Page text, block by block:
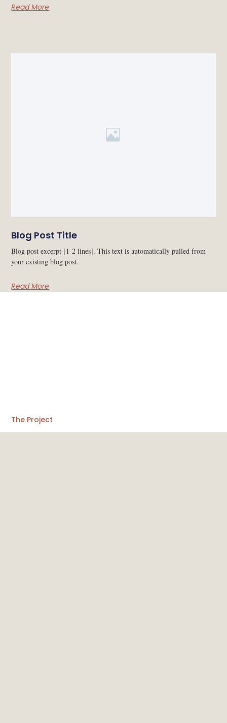
Read More
Blog Post Title
Blog post excerpt [1-2 lines]. This text is automatically pulled from
your existing blog post.
Read More
The Project